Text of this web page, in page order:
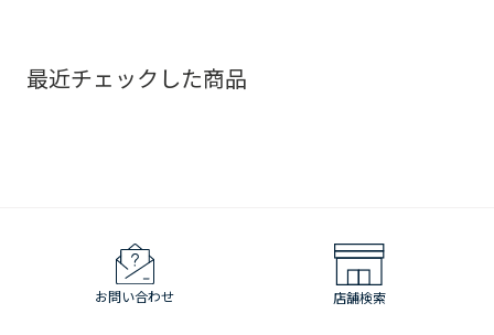
最近チェックした商品
お問い合わせ 店舗検索